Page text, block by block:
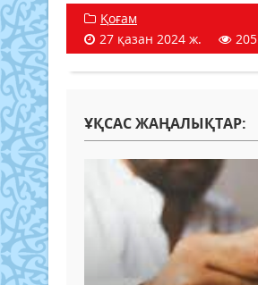
Қоғам
27 қазан 2024 ж.
205
ҰҚСАС ЖАҢАЛЫҚТАР: